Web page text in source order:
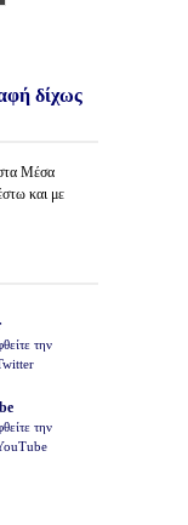
δίχως
Μέσα
και με
την
την